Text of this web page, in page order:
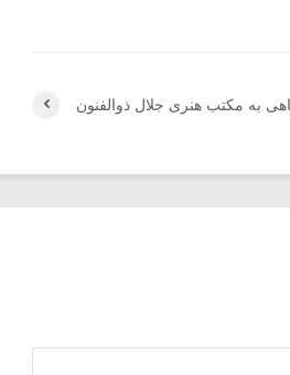
به مکتب هنری جلال ذوالفنون